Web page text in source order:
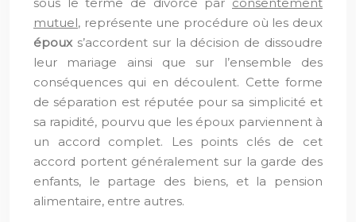
mutuel, représente une procédure où les deux
épouxs’accordent sur la décision de dissoudre
leur mariage ainsi que sur l’ensemble des
conséquences qui en découlent. Cette forme
de séparation est réputée pour sa simplicité et
sa rapidité, pourvu que les époux parviennent à
un accord complet. Les points clés de cet
accord portent généralement sur la garde des
enfants, le partage des biens, et la pension
alimentaire, entre autres.